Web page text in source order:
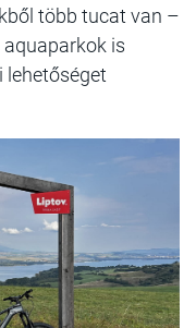
több tucat van –
is
lehetőséget